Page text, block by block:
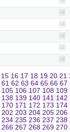
15 16 17 18 19 20 21
61 62 63 64 65 66 67
105 106 107 108 109
138 139 140 141 142
170 171 172 173 174
202 203 204 205 206
234 235 236 237 238
266 267 268 269 270